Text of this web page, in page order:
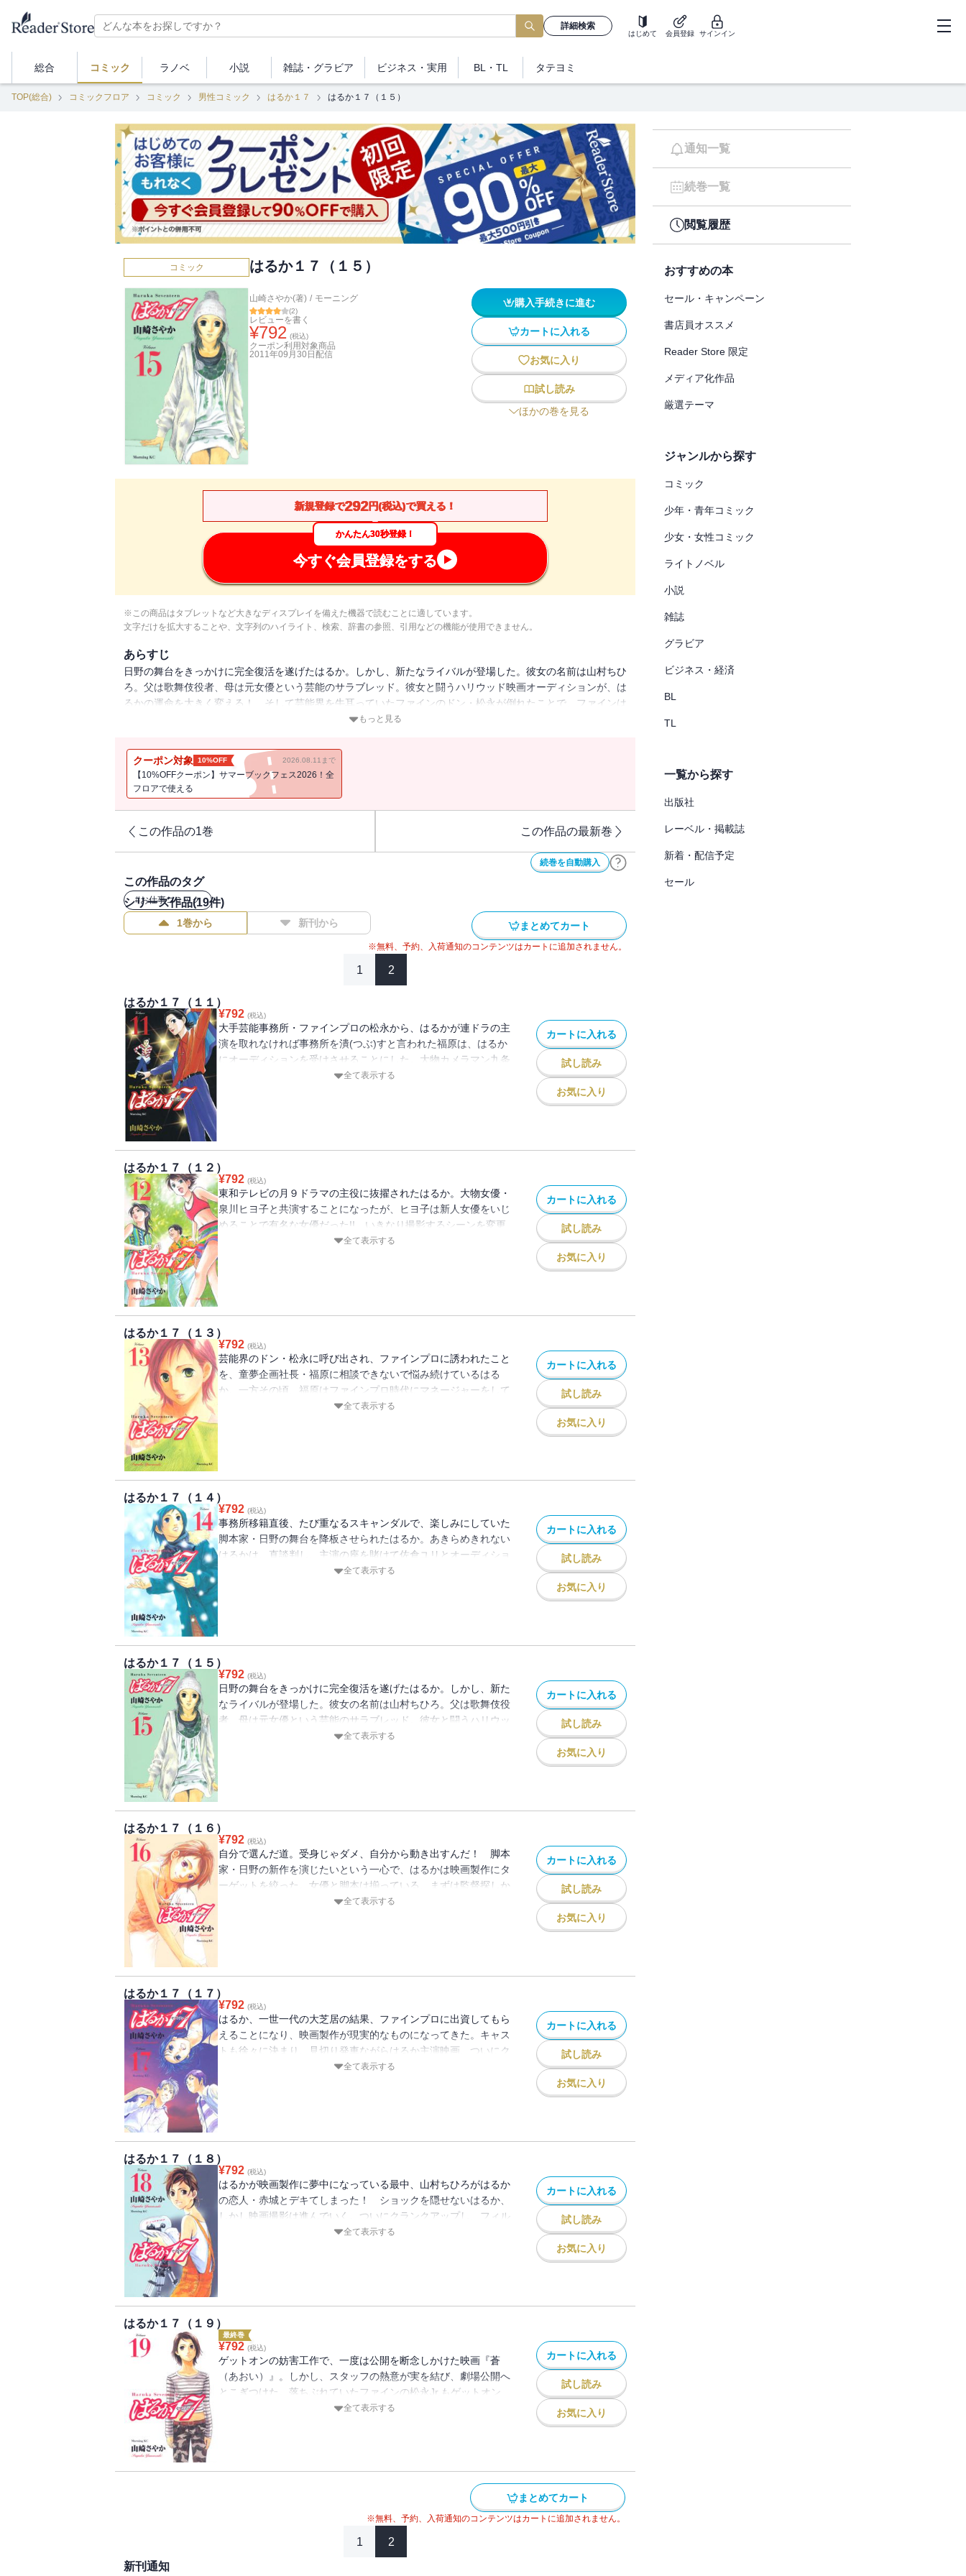
詳細検索
はじめて 会員登録 サインイン
総合 コミック ラノベ 小説 雑誌・ グラビア ビジネス ・実用 BL・TL タテヨミ
TOP(総合) コミックフロア コミック 男性コミック はるか１７ はるか１７（１５）
コミック はるか１７（１５）
山崎さやか(著) / モーニング
(2)
レビューを書く
¥792 (税込)
クーポン利用対象商品
2011年09月30日 配信
購入手続きに進む
カートに入れる
お気に入り
試し読み
ほかの巻を見る
新規登録で292円(税込)で買える！
かんたん30秒登録！
今すぐ会員登録をする
※この商品はタブレットなど大きなディスプレイを備えた機器で読むことに適しています。
文字だけを拡大することや、文字列のハイライト、検索、辞書の参照、引用などの機能が使用できません。
あらすじ
日野の舞台をきっかけに完全復活を遂げたはるか。しかし、新たなライバルが登場した。彼女の名前は山村ちひ
ろ。父は歌舞伎役者、母は元女優という芸能のサラブレッド。彼女と闘うハリウッド映画オーディションが、は
るかの運命を大きく変える！ そして芸能界を牛耳っていたファインのドン・松永が倒れたことで、ファインは
もっと見る
クーポン対象 10%OFF 2026.08.11まで
【10%OFFクーポン】サマーブックフェス2026！全
フロアで使える
この作品の1巻 この作品の最新巻
続巻を自動購入
この作品のタグ
#お仕事コミック
シリーズ作品(19件)
1巻から 新刊から まとめてカート
※無料、予約、入荷通知のコンテンツはカートに追加されません。
1 2
はるか１７（１１）
¥792 (税込)
大手芸能事務所・ファインプロの松永から、はるかが連ドラの主
演を取れなければ事務所を潰(つぶ)すと言われた福原は、はるか
にオーディションを受けさせることにした。大物カメラマン九条
の推薦もあり主演を勝ち取るが、スマッキー事務所の陰謀で話を
全て表示する
カートに入れる
試し読み
お気に入り
はるか１７（１２）
¥792 (税込)
東和テレビの月９ドラマの主役に抜擢されたはるか。大物女優・
泉川ヒヨ子と共演することになったが、ヒヨ子は新人女優をいじ
めることで有名な女優だった!! いきなり撮影するシーンを変更
するという無茶な要求をしてくるが、持ち前の機転でなんとかう
全て表示する
カートに入れる
試し読み
お気に入り
はるか１７（１３）
¥792 (税込)
芸能界のドン・松永に呼び出され、ファインプロに誘われたこと
を、童夢企画社長・福原に相談できないで悩み続けているはる
か。一方その頃、福原はファインプロ時代にマネージャーをして
いた長谷川菜々子が失踪（しっそう）したことを知り、捜し続け
全て表示する
カートに入れる
試し読み
お気に入り
はるか１７（１４）
¥792 (税込)
事務所移籍直後、たび重なるスキャンダルで、楽しみにしていた
脚本家・日野の舞台を降板させられたはるか。あきらめきれない
はるかは、直談判し、主演の座を賭けて佐倉ユリとオーディショ
ンをすることになった。家族に絶望し、孤独に生きてきたユリ
全て表示する
カートに入れる
試し読み
お気に入り
はるか１７（１５）
¥792 (税込)
日野の舞台をきっかけに完全復活を遂げたはるか。しかし、新た
なライバルが登場した。彼女の名前は山村ちひろ。父は歌舞伎役
者、母は元女優という芸能のサラブレッド。彼女と闘うハリウッ
ド映画オーディションが、はるかの運命を大きく変える！ そし
全て表示する
カートに入れる
試し読み
お気に入り
はるか１７（１６）
¥792 (税込)
自分で選んだ道。受身じゃダメ、自分から動き出すんだ！ 脚本
家・日野の新作を演じたいという一心で、はるかは映画製作にタ
ーゲットを絞った。女優と脚本は揃っている、まずは監督探しか
ら！ つてを辿って知り合った女性プロデューサー藤堂夏美に紹
全て表示する
カートに入れる
試し読み
お気に入り
はるか１７（１７）
¥792 (税込)
はるか、一世一代の大芝居の結果、ファインプロに出資してもら
えることになり、映画製作が現実的なものになってきた。キャス
トも徐々に決まり、見切り発車ながらはるか主演映画、ついにク
ランク・イン！ しかし、逃げてゆく役者、わがままな監督、そ
全て表示する
カートに入れる
試し読み
お気に入り
はるか１７（１８）
¥792 (税込)
はるかが映画製作に夢中になっている最中、山村ちひろがはるか
の恋人・赤城とデキてしまった！ ショックを隠せないはるか、
しかし映画撮影は進んでいく。ついにクランクアップし、フィル
ムも完成したのに、またしてもゲットオンの陰謀で、配給会社が
全て表示する
カートに入れる
試し読み
お気に入り
はるか１７（１９）
最終巻
¥792 (税込)
ゲットオンの妨害工作で、一度は公開を断念しかけた映画『蒼
（あおい）』。しかし、スタッフの熱意が実を結び、劇場公開へ
とこぎつけた。落ちぶれていたファインの松永Jr.もゲットオン
への対抗意識とはるかのひたむきさに惹かれ、次第にパワーを取
全て表示する
カートに入れる
試し読み
お気に入り
まとめてカート
※無料、予約、入荷通知のコンテンツはカートに追加されません。
1 2
新刊通知
通知一覧
続巻一覧
閲覧履歴
おすすめの本
セール・キャンペーン
書店員オススメ
Reader Store 限定
メディア化作品
厳選テーマ
ジャンルから探す
コミック
少年・青年コミック
少女・女性コミック
ライトノベル
小説
雑誌
グラビア
ビジネス・経済
BL
TL
一覧から探す
出版社
レーベル・掲載誌
新着・配信予定
セール